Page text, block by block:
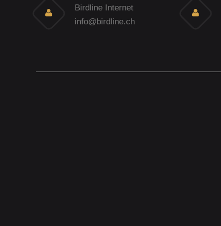
Birdline Internet
info@birdline.ch